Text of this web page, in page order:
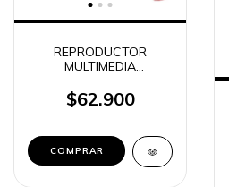
REPRODUCTOR
MULTIMEDIA
CON CONTROL 4K 2GB
+ 16GB NETMAK NM-
$62.900